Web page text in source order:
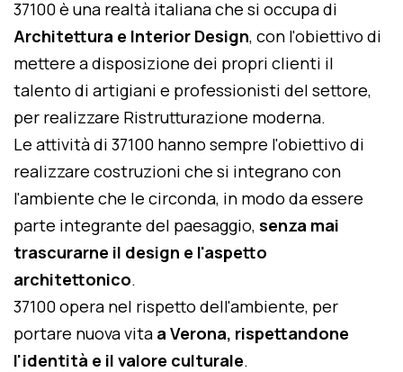
37100 è una realtà italiana che si occupa di
Architettura e Interior Design, con l'obiettivo di
mettere a disposizione dei propri clienti il
talento di artigiani e professionisti del settore,
per realizzare Ristrutturazione moderna.
Le attività di 37100 hanno sempre l'obiettivo di
realizzare costruzioni che si integrano con
l'ambiente che le circonda, in modo da essere
parte integrante del paesaggio, senza mai
trascurarne il design e l'aspetto
architettonico.
37100 opera nel rispetto dell'ambiente, per
portare nuova vita a Verona, rispettandone
l'identità e il valore culturale.